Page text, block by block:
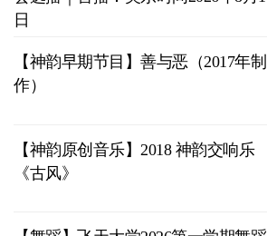
日
【神韵早期节目】善与恶（2017年制
作）
【神韵原创音乐】2018 神韵交响乐
《古风》